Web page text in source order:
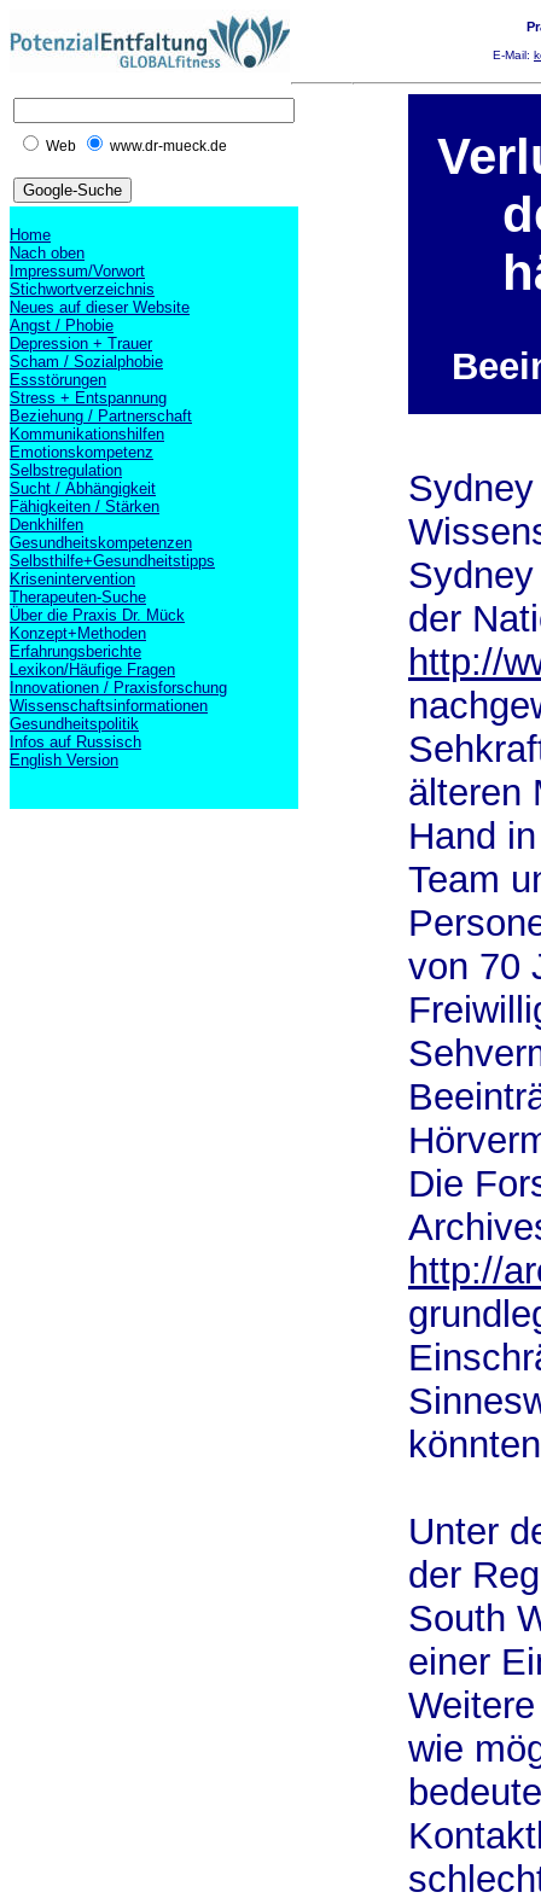
E-Mail:
Web www.dr-mueck.de
Home
Nach oben
Impressum/Vorwort
Stichwortverzeichnis
Neues auf dieser Website
Angst / Phobie
Depression + Trauer
Scham / Sozialphobie
Essstörungen
Stress + Entspannung
Beziehung / Partnerschaft
Kommunikationshilfen
Emotionskompetenz
Selbstregulation
Sucht / Abhängigkeit
Fähigkeiten / Stärken
Denkhilfen
Gesundheitskompetenzen
Selbsthilfe+Gesundheitstipps
Krisenintervention
Therapeuten-Suche
Über die Praxis Dr. Mück
Konzept+Methoden
Erfahrungsberichte
Lexikon/Häufige Fragen
Innovationen / Praxisforschung
Wissenschaftsinformationen
Gesundheitspolitik
Infos auf Russisch
English Version
der
http://
älteren
Hand
Team
von 70
Die
http://
Unter
der
South
einer
wie